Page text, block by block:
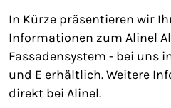
In Kürze präsentieren wir
Informationen zum Alinel
Fassadensystem - bei uns
und E erhältlich. Weitere
direkt bei Alinel.